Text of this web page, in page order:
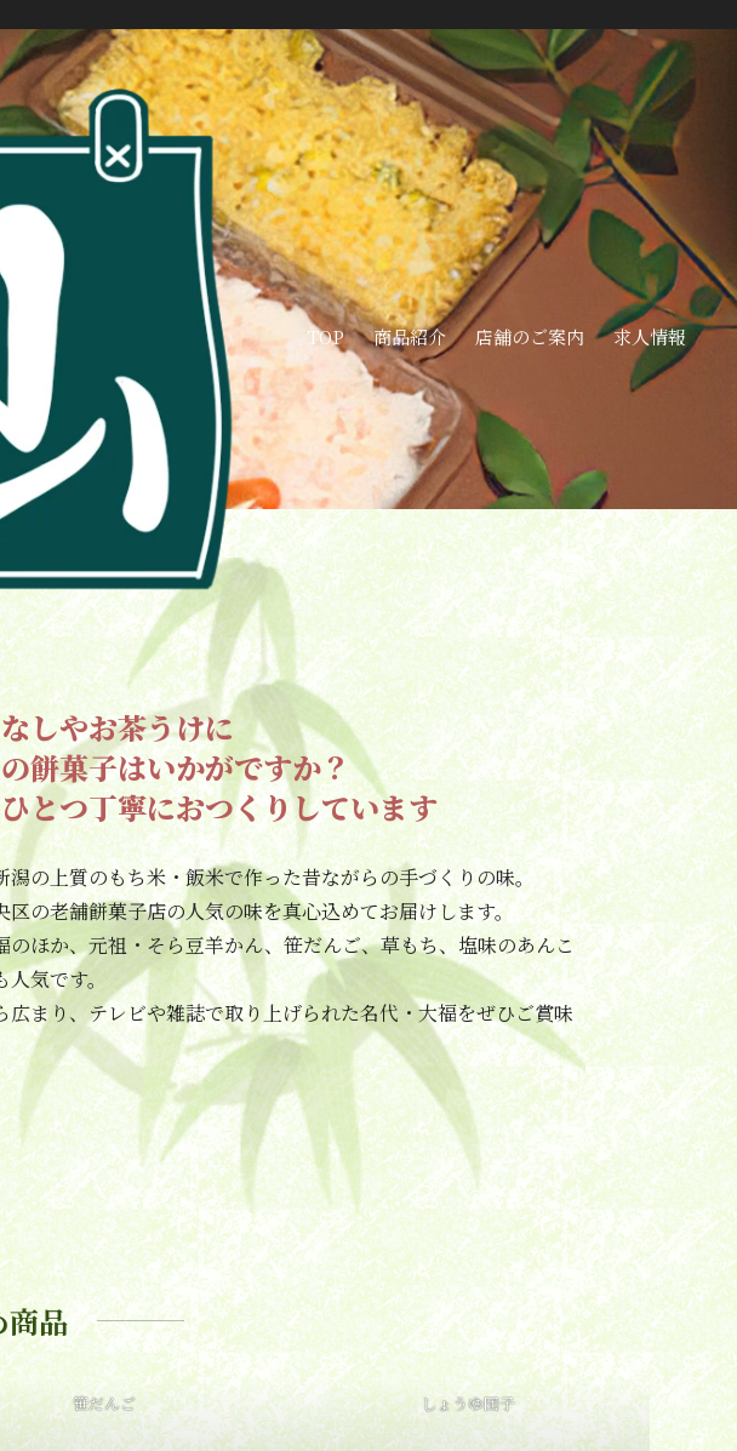
TOP 商品紹介 店舗のご案内 求人情報
しやお茶うけに
餅菓子はいかがですか？
とつ丁寧におつくりしています
潟の上質のもち米・飯米で作った昔ながらの手づくりの味。
区の老舗餅菓子店の人気の味を真心込めてお届けします。
のほか、元祖・そら豆羊かん、笹だんご、草もち、塩味のあんこ
人気です。
広まり、テレビや雑誌で取り上げられた名代・大福をぜひご賞味
商品
笹だんご しょうゆ団子